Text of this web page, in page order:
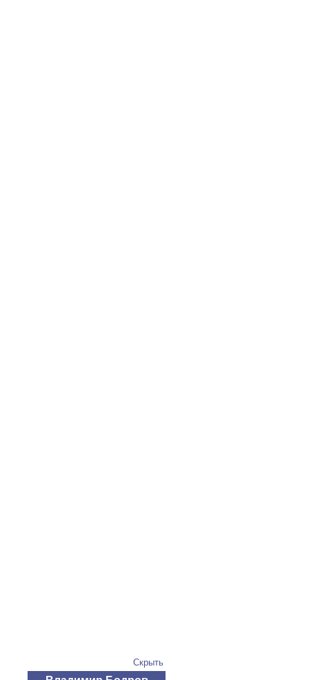
Скрыть